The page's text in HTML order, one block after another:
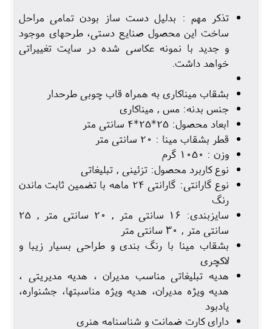
تذکر مهم : بدلیل دست ساز بودن تمامی مراحل
ساخت این محصول صنایع دستی، طرحهای موجود
و جدید با نمونه عکاسی شده در سایت تغییراتی
خواهد داشت.
بشقاب میناکاری به همراه قاب چوبی طرحدار
جنس بدنه: مس , میناکاری
ابعاد محصول: 25*25*4 سانتی متر
قطر بشقاب مینا : 20 سانتی متر
وزن : 1050 گرم
نوع کاربرد محصول: تزئینی , تبلیغاتی
نوع گارانتی: گارانتی 24 ماهه با تضمین ثابت ماندن
رنگ
سایزبندی: 16 سانتی متر , 20 سانتی متر , 25
سانتی متر , 30 سانتی متر
بشقاب مینا با رنگ بندی و طراحی بسیار زیبا و
لاکچری
هدیه تبلیغاتی مناسب مدیران ، هدیه مدیریتی ،
هدیه ویژه مدیران، هدیه ویژه مناسبتها، جشنواره،
یادبود
دارای کارت ضمانت و شناسنامه هنری